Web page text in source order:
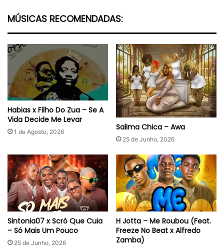
MÚSICAS RECOMENDADAS:
Habias x Filho Do Zua – Se A
Vida Decide Me Levar
1 de Agosto, 2026 Salima Chica – Awa
25 de Junho, 2026
Sintonia07 x Scró Que Cuia
– Só Mais Um Pouco
25 de Junho, 2026
H Jotta – Me Roubou (Feat.
Freeze No Beat x Alfredo
Zamba)